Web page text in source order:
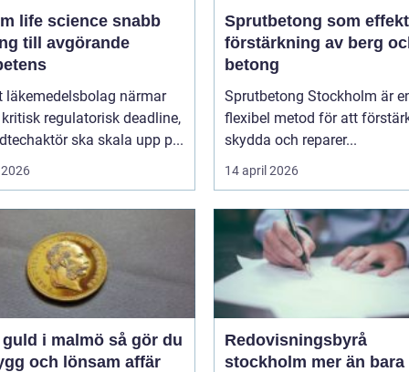
science snabb
till avgörande
läkemedelsbolag närmar
regulatorisk deadline,
ska skala upp p...
Sprutbetong som
förstärkning av berg
betong
Sprutbetong Stockholm är
flexibel metod för att
skydda och reparer...
14 april 2026
i malmö så gör du
och lönsam affär
Redovisningsbyrå
stockholm mer än bara